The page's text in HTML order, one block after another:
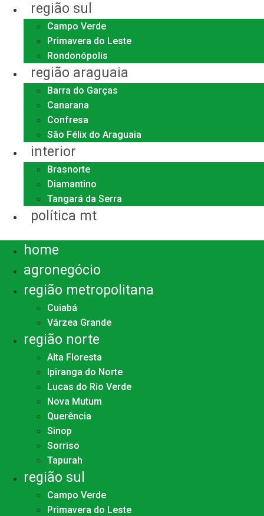
região sul
Campo Verde
Primavera do Leste
Rondonópolis
região araguaia
Barra do Garças
Canarana
Confresa
São Félix do Araguaia
interior
Brasnorte
Diamantino
Tangará da Serra
política mt
home
agronegócio
região metropolitana
Cuiabá
Várzea Grande
região norte
Alta Floresta
Ipiranga do Norte
Lucas do Rio Verde
Nova Mutum
Querência
Sinop
Sorriso
Tapurah
região sul
Campo Verde
Primavera do Leste